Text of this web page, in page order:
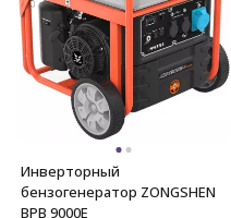
Инверторный
бензогенератор ZONGSHEN
BPB 9000E